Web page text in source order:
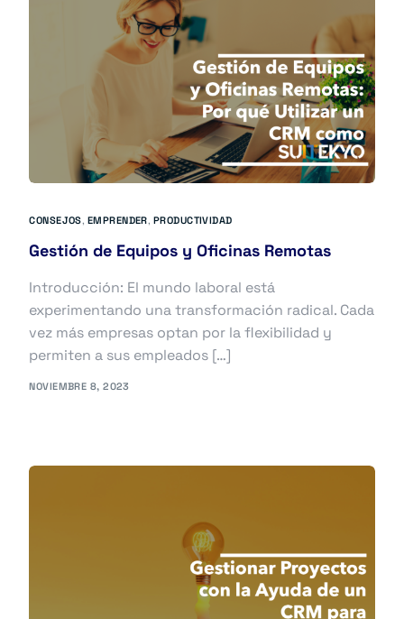
CONSEJOS, EMPRENDER, PRODUCTIVIDAD
Gestión de Equipos y Oficinas Remotas
Introducción: El mundo laboral está
experimentando una transformación radical. Cada
vez más empresas optan por la flexibilidad y
permiten a sus empleados […]
NOVIEMBRE 8, 2023